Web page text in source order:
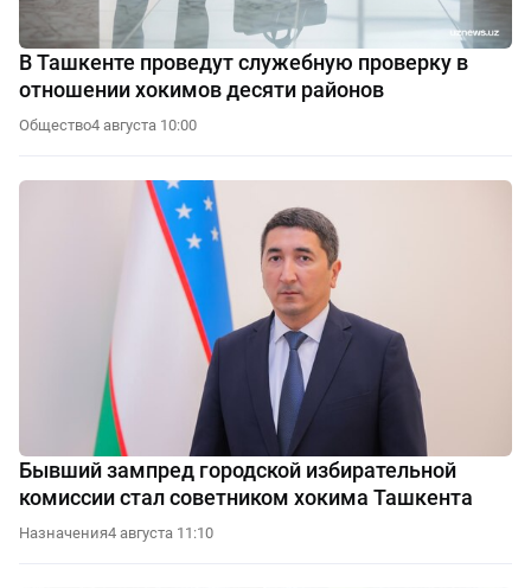
В Ташкенте проведут служебную проверку в
отношении хокимов десяти районов
Общество4 августа 10:00
Бывший зампред городской избирательной
комиссии стал советником хокима Ташкента
Назначения4 августа 11:10